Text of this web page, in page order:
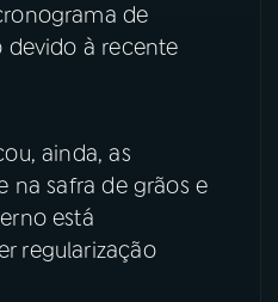
de
à recente
ainda, as
na safra de grãos e
está
regularização